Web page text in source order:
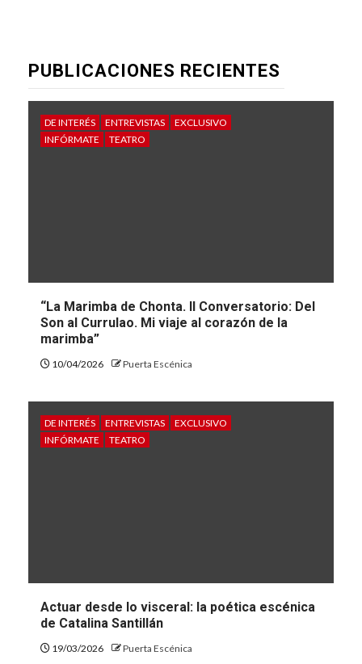
PUBLICACIONES RECIENTES
DE INTERÉS ENTREVISTAS
EXCLUSIVO
INFÓRMATE
TEATRO
“La Marimba de Chonta. II Conversatorio: Del
Son al Currulao. Mi viaje al corazón de la
marimba”
10/04/2026 Puerta Escénica
DE INTERÉS ENTREVISTAS
EXCLUSIVO
INFÓRMATE
TEATRO
Actuar desde lo visceral: la poética escénica
de Catalina Santillán
19/03/2026 Puerta Escénica